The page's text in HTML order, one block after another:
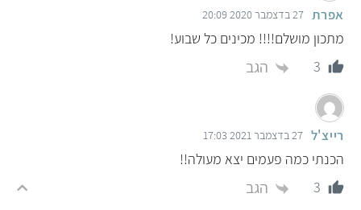
אפרת 27 בדצמבר 2020 20:09
מתכון מושלם!!!! מכינים כל שבוע!
3
הגב
רייצ'ל 27 בדצמבר 2021 17:03
הכנתי כמה פעמים יצא מעולה!!
3
הגב